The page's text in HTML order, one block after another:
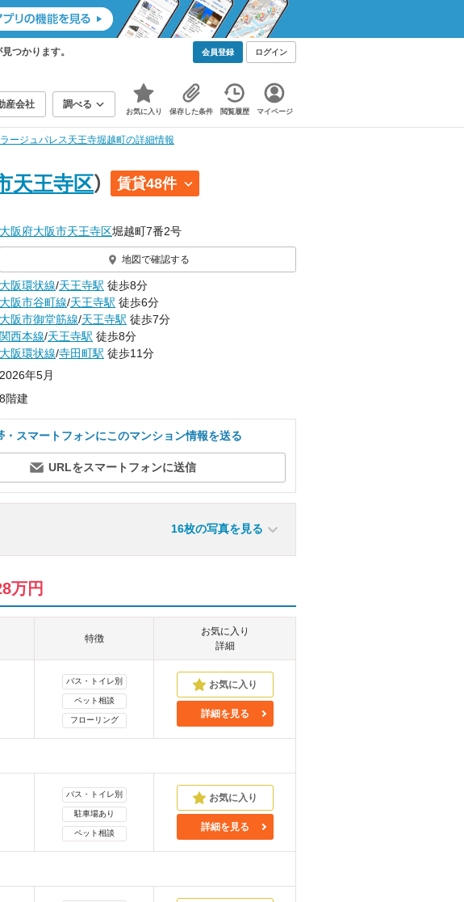
つかります。 会員登録 ログイン
産会社 調べる
お気に入り 保存した条件 閲覧履歴 マイページ
ラージュパレス天王寺堀越町の詳細情報
天王寺区） 賃貸48件
大阪府大阪市天王寺区堀越町7番2号
地図で確認する
大阪環状線/天王寺駅 徒歩8分
大阪市谷町線/天王寺駅 徒歩6分
大阪市御堂筋線/天王寺駅 徒歩7分
関西本線/天王寺駅 徒歩8分
大阪環状線/寺田町駅 徒歩11分
2026年5月
8階建
・スマートフォンにこのマンション情報を送る
URLをスマートフォンに送信
16枚の写真を見る
万円
特徴
お気に入り
詳細
バス・トイレ別
ペット相談
フローリング
詳細を見る
バス・トイレ別
駐車場あり
ペット相談
詳細を見る